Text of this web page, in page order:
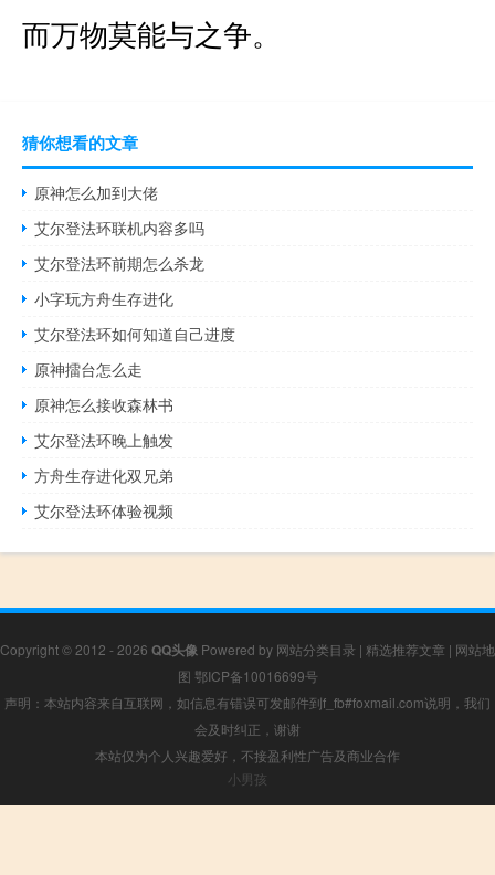
而万物莫能与之争。
猜你想看的文章
原神怎么加到大佬
艾尔登法环联机内容多吗
艾尔登法环前期怎么杀龙
小字玩方舟生存进化
艾尔登法环如何知道自己进度
原神擂台怎么走
原神怎么接收森林书
艾尔登法环晚上触发
方舟生存进化双兄弟
艾尔登法环体验视频
Copyright © 2012 - 2026 QQ头像 Powered by 网站分类目录 | 精选推荐文章 | 网站地
图 鄂ICP备10016699号
声明：本站内容来自互联网，如信息有错误可发邮件到f_fb#foxmail.com说明，我们
会及时纠正，谢谢
本站仅为个人兴趣爱好，不接盈利性广告及商业合作
小男孩